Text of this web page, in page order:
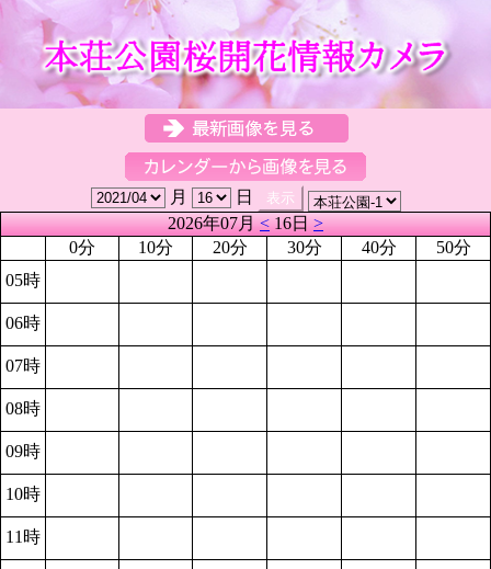
月
日
2026年07月<16日>
0分
10分 20分 30分 40分
50分
05時
06時
07時
08時
09時
10時
11時